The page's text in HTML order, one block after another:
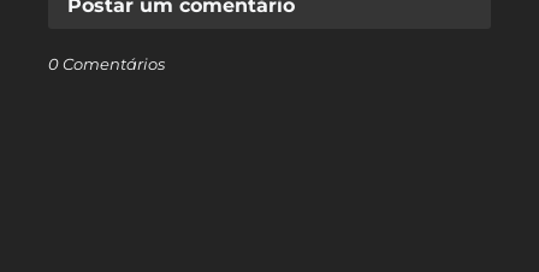
Postar um comentário
0 Comentários